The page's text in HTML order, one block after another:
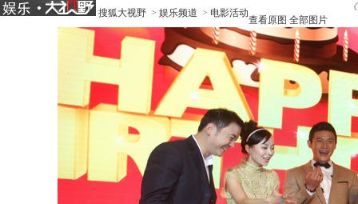
搜狐大视野 > 娱乐频道 > 电影活动
查看原图 全部图片